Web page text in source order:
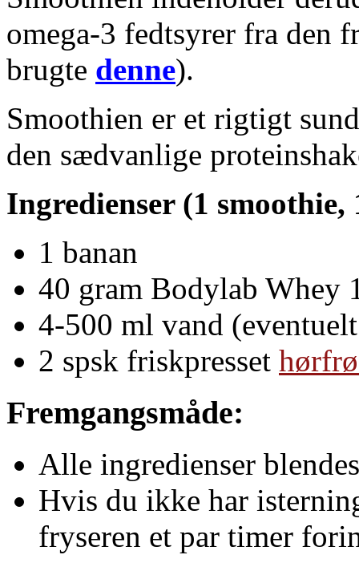
omega-3 fedtsyrer fra den
brugte denne).
Smoothien er et rigtigt
den sædvanlige
Ingredienser (1
1 banan
40 gram Bodylab Whey
4-500 ml vand
2 spsk friskpresset
Fremgangsmåde:
Alle ingredienser blendes
Hvis du ikke har
fryseren et par timer